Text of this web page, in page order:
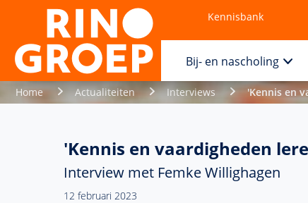
Kennisbank
Bij- en nascholing
Home Actualiteiten Interviews 'Kennis en
'Kennis en vaardigheden
Interview met Femke Willighagen
12 februari 2023